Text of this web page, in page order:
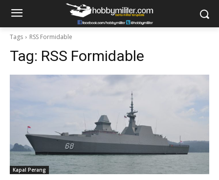
Tags RSS Formidable
Tag: RSS Formidable
Kapal Perang